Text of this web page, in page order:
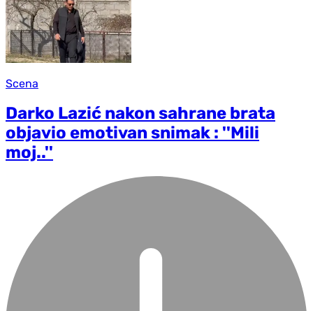
Scena
Darko Lazić nakon sahrane brata
objavio emotivan snimak : ''Mili
moj..''